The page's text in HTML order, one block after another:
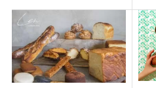
オープン！